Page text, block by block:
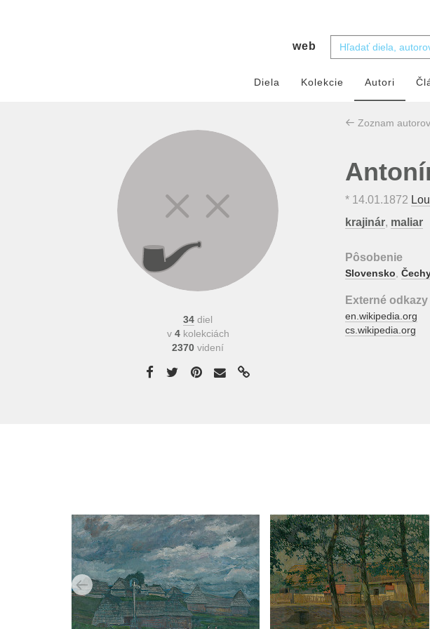
web
Diela Kolekcie Autori
34 diel
v 4kolekciách
2370 videní
Zoznam
* 14.01.1872
krajinár, maliar
Pôsobenie
Slovensko,
Externé odkazy
en.wikipedia.org
cs.wikipedia.org